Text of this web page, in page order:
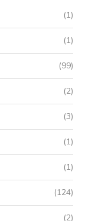
(1)
(1)
(99)
(2)
(3)
(1)
(1)
(124)
(2)